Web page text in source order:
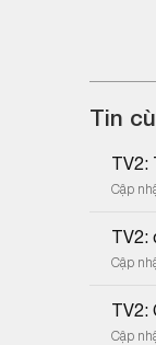
Tin
TV2:
Cập
TV2:
Cập
TV2:
Cập